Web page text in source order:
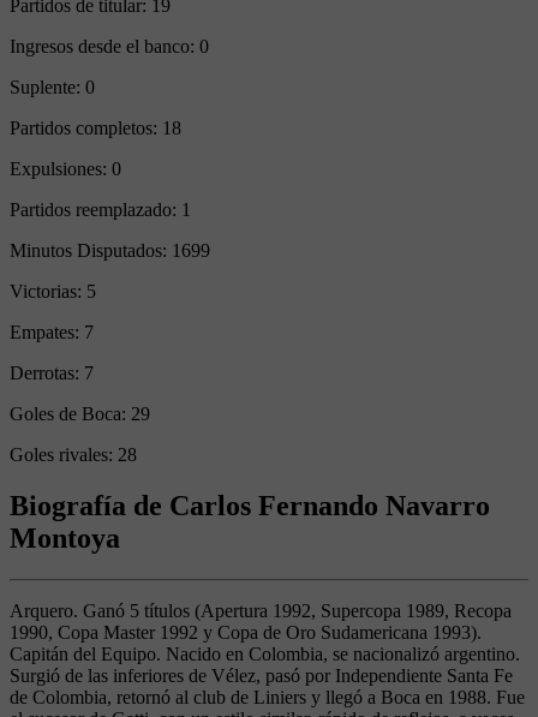
Partidos de titular: 19
Ingresos desde el banco: 0
Suplente: 0
Partidos completos: 18
Expulsiones: 0
Partidos reemplazado: 1
Minutos Disputados: 1699
Victorias: 5
Empates: 7
Derrotas: 7
Goles de Boca: 29
Goles rivales: 28
Biografía de Carlos Fernando Navarro
Montoya
Arquero. Ganó 5 títulos (Apertura 1992, Supercopa 1989, Recopa
1990, Copa Master 1992 y Copa de Oro Sudamericana 1993).
Capitán del Equipo. Nacido en Colombia, se nacionalizó argentino.
Surgió de las inferiores de Vélez, pasó por Independiente Santa Fe
de Colombia, retornó al club de Liniers y llegó a Boca en 1988. Fue